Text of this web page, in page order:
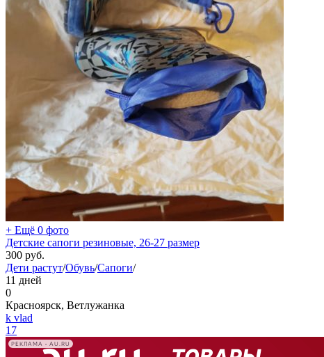
+ Ещё 0 фото
Детские сапоги резиновые, 26-27 размер
300 руб.
Дети растут/Обувь/Сапоги/
11 дней
0
Красноярск, Ветлужанка
k vlad
17
РЕКЛАМА • AU.RU